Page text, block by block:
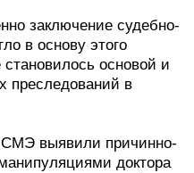
заключение судебно-
в основу этого
основой и
преследований в
СМЭ выявили причинно-
доктора